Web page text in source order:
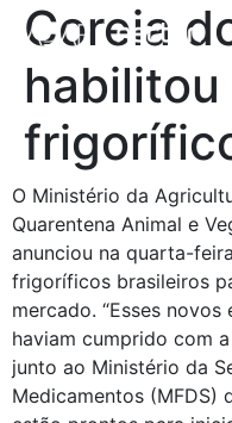
Coreia
habilitou
O Ministério da
Quarentena Animal e
anunciou na quarta-
frigoríficos brasileiros
mercado. “Esses
haviam cumprido com
junto ao Ministério da
Medicamentos (MFDS)